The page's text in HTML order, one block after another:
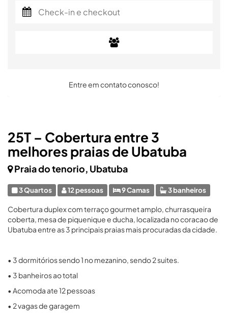
25T – Cobertura entre 3
melhores praias de Ubatuba
Praia do tenorio, Ubatuba
3 Quartos 12 pessoas 9 Camas 3 banheiros
Cobertura duplex com terraço gourmet amplo, churrasqueira
coberta, mesa de piquenique e ducha, localizada no coracao de
Ubatuba entre as 3 principais praias mais procuradas da cidade.
• 3 dormitórios sendo 1 no mezanino, sendo 2 suites.
• 3 banheiros ao total
• Acomoda ate 12 pessoas
• 2 vagas de garagem
Entre em contato conosco!